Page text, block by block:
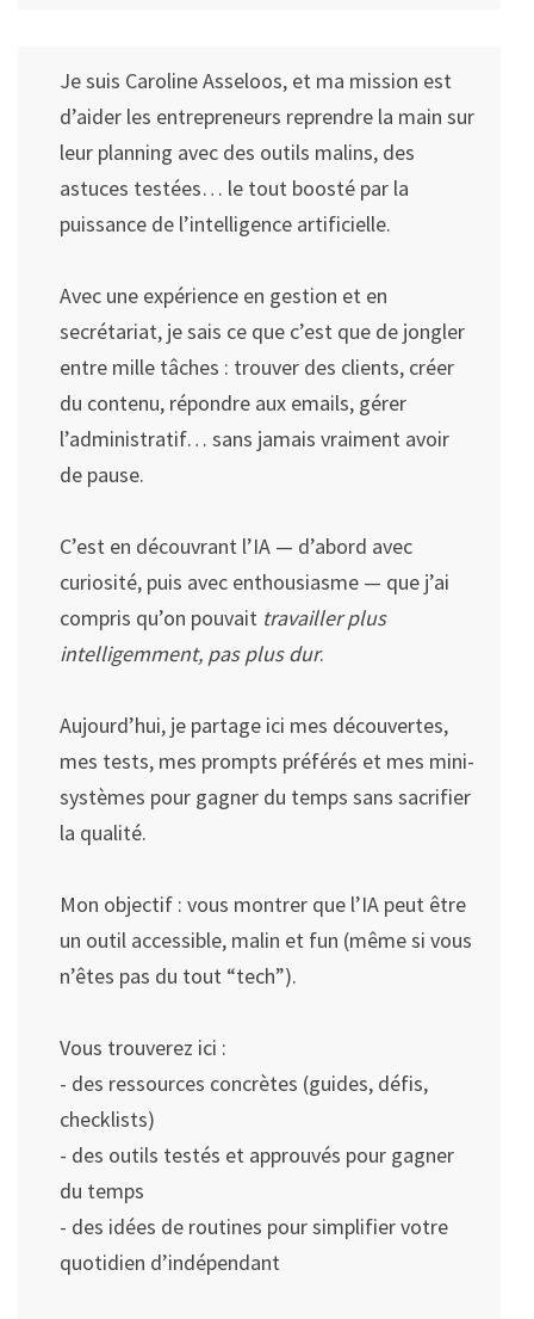
Je suis Caroline Asseloos, et ma mission est
d’aider les entrepreneurs reprendre la main sur
leur planning avec des outils malins, des
astuces testées… le tout boosté par la
puissance de l’intelligence artificielle.
Avec une expérience en gestion et en
secrétariat, je sais ce que c’est que de jongler
entre mille tâches : trouver des clients, créer
du contenu, répondre aux emails, gérer
l’administratif… sans jamais vraiment avoir
de pause.
C’est en découvrant l’IA — d’abord avec
curiosité, puis avec enthousiasme — que j’ai
compris qu’on pouvait travailler plus
intelligemment, pas plus dur.
Aujourd’hui, je partage ici mes découvertes,
mes tests, mes prompts préférés et mes mini-
systèmes pour gagner du temps sans sacrifier
la qualité.
Mon objectif : vous montrer que l’IA peut être
un outil accessible, malin et fun (même si vous
n’êtes pas du tout “tech”).
Vous trouverez ici :
- des ressources concrètes (guides, défis,
checklists)
- des outils testés et approuvés pour gagner
du temps
- des idées de routines pour simplifier votre
quotidien d’indépendant